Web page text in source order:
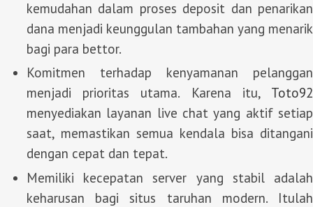
kemudahan dalam proses deposit dan penarikan
dana menjadi keunggulan tambahan yang menarik
bagi para bettor.
Komitmen terhadap kenyamanan pelanggan
menjadi prioritas utama. Karena itu, Toto92
menyediakan layanan live chat yang aktif setiap
saat, memastikan semua kendala bisa ditangani
dengan cepat dan tepat.
Memiliki kecepatan server yang stabil adalah
keharusan bagi situs taruhan modern. Itulah